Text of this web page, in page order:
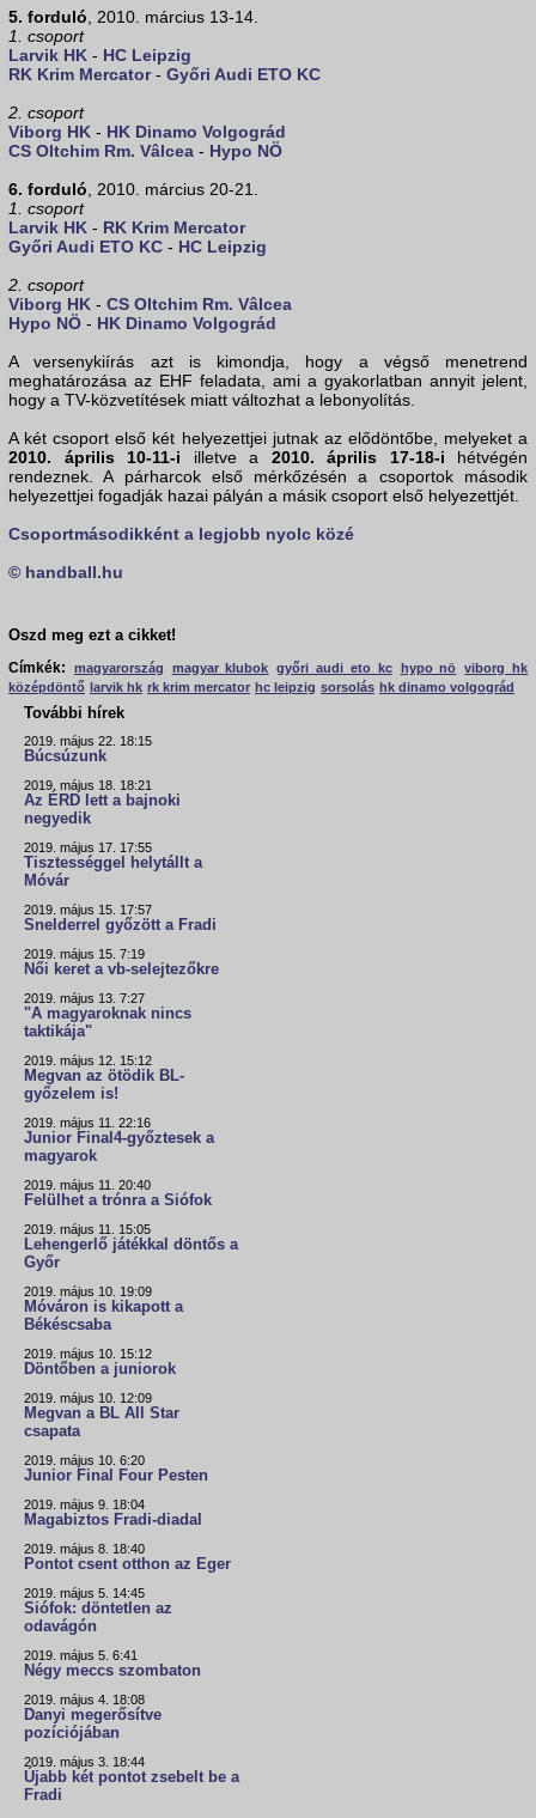
5. forduló, 2010. március 13-14.
1. csoport
Larvik HK - HC Leipzig
RK Krim Mercator- Győri Audi ETO KC
2. csoport
Viborg HK - HK Dinamo Volgográd
CS Oltchim Rm. Vâlcea - Hypo NÖ
6. forduló, 2010. március 20-21.
1. csoport
Larvik HK - RK Krim Mercator
Győri Audi ETO KC - HC Leipzig
2. csoport
Viborg HK - CS Oltchim Rm. Vâlcea
Hypo NÖ - HK Dinamo Volgográd
A versenykiírás azt is kimondja, hogy a végső menetrend
meghatározása az EHF feladata, ami a gyakorlatban annyit jelent,
hogy a TV-közvetítések miatt változhat a lebonyolítás.
A két csoport első két helyezettjei jutnak az elődöntőbe, melyeket a
2010. április 10-11-i illetve a 2010. április 17-18-i hétvégén
rendeznek. A párharcok első mérkőzésén a csoportok második
helyezettjei fogadják hazai pályán a másik csoport első helyezettjét.
Csoportmásodikként a legjobb nyolc közé
© handball.hu
Oszd meg ezt a cikket!
Címkék:
magyarország magyar klubok győri audi eto kc hypo nö
viborg hk
középdöntő larvik hk rk krim mercator hc leipzig sorsolás hk dinamo volgográd
További hírek
2019. május 22. 18:15
Búcsúzunk
2019. május 18. 18:21
Az ÉRD lett a bajnoki
negyedik
2019. május 17. 17:55
Tisztességgel helytállt a
Móvár
2019. május 15. 17:57
Snelderrel győzött a Fradi
2019. május 15. 7:19
Női keret a vb-selejtezőkre
2019. május 13. 7:27
"A magyaroknak nincs
taktikája"
2019. május 12. 15:12
Megvan az ötödik BL-
győzelem is!
2019. május 11. 22:16
Junior Final4-győztesek a
magyarok
2019. május 11. 20:40
Felülhet a trónra a Siófok
2019. május 11. 15:05
Lehengerlő játékkal döntős a
Győr
2019. május 10. 19:09
Móváron is kikapott a
Békéscsaba
2019. május 10. 15:12
Döntőben a juniorok
2019. május 10. 12:09
Megvan a BL All Star
csapata
2019. május 10. 6:20
Junior Final Four Pesten
2019. május 9. 18:04
Magabiztos Fradi-diadal
2019. május 8. 18:40
Pontot csent otthon az Eger
2019. május 5. 14:45
Siófok: döntetlen az
odavágón
2019. május 5. 6:41
Négy meccs szombaton
2019. május 4. 18:08
Danyi megerősítve
pozíciójában
2019. május 3. 18:44
Újabb két pontot zsebelt be a
Fradi